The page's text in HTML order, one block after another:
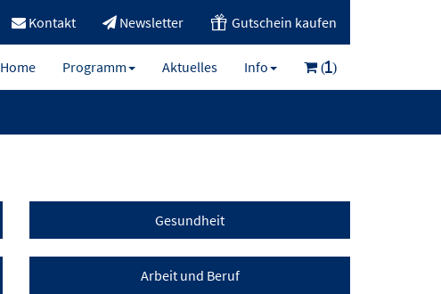
Kontakt Newsletter Gutschein kaufen
Home Programm Aktuelles Info (1)
Gesundheit
Arbeit und Beruf